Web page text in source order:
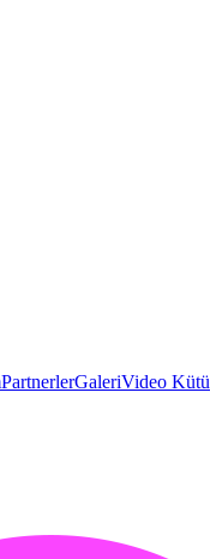
PartnerlerGaleriVideo